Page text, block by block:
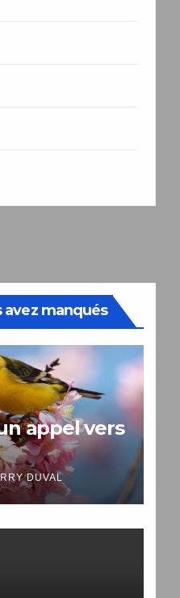
avez manqués
appel vers
DUVAL